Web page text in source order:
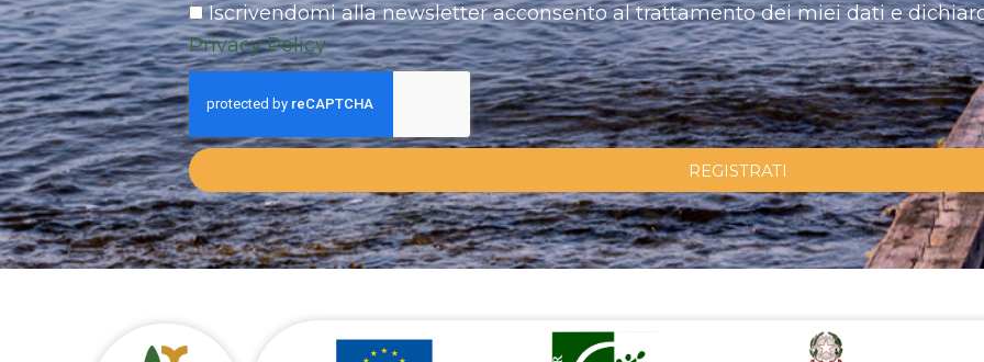
Iscrivendomi alla newsletter acconsento al trattamento dei miei dati e
Privacy Policy
REGISTRATI